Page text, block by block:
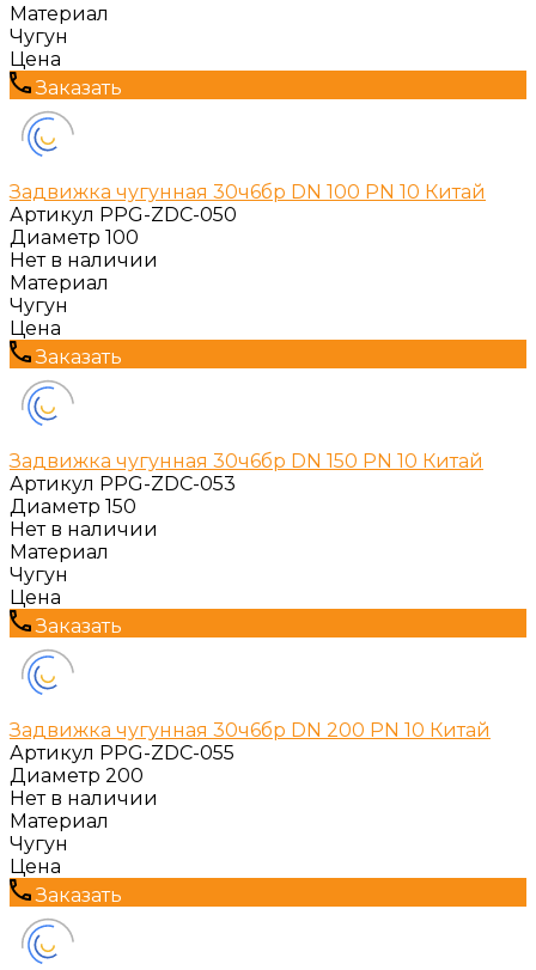
Материал
Чугун
Цена
Заказать
Задвижка чугунная 30ч6бр DN 100 PN 10 Китай
Артикул PPG-ZDC-050
Диаметр 100
Нет в наличии
Материал
Чугун
Цена
Заказать
Задвижка чугунная 30ч6бр DN 150 PN 10 Китай
Артикул PPG-ZDC-053
Диаметр 150
Нет в наличии
Материал
Чугун
Цена
Заказать
Задвижка чугунная 30ч6бр DN 200 PN 10 Китай
Артикул PPG-ZDC-055
Диаметр 200
Нет в наличии
Материал
Чугун
Цена
Заказать